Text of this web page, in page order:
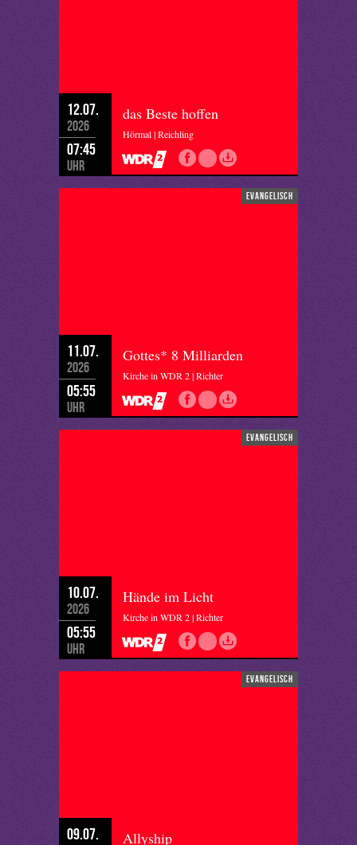
12.07.
2026
07:45
Uhr
das Beste hoffen
Hörmal | Reichling
evangelisch
11.07.
2026
05:55
Uhr
Gottes* 8 Milliarden
Kirche in WDR 2 | Richter
evangelisch
10.07.
2026
05:55
Uhr
Hände im Licht
Kirche in WDR 2 | Richter
evangelisch
09.07. Allyship